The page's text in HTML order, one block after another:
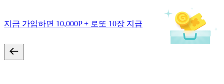
지금 가입하면 10,000P + 로또 10장 지급